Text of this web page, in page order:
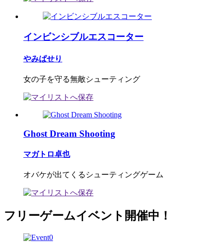
インビンシブルエスコーター
やみぱせり
女の子を守る無敵シューティング
Ghost Dream Shooting
マガトロ卓也
オバケが出てくるシューティングゲーム
フリーゲームイベント開催中！